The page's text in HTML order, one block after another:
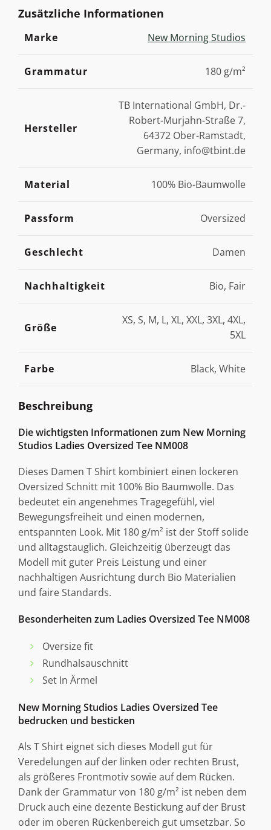
Zusätzliche Informationen
Marke New Morning Studios
Grammatur 180 g/m²
Hersteller
TB International GmbH, Dr.-
Robert-Murjahn-Straße 7,
64372 Ober-Ramstadt,
Germany, info@tbint.de
Material 100% Bio-Baumwolle
Passform Oversized
Geschlecht Damen
Nachhaltigkeit Bio, Fair
Größe
XS, S, M, L, XL, XXL, 3XL, 4XL,
5XL
Farbe Black, White
Beschreibung
Die wichtigsten Informationen zum New Morning
Studios Ladies Oversized Tee NM008
Dieses Damen T Shirt kombiniert einen lockeren
Oversized Schnitt mit 100% Bio Baumwolle. Das
bedeutet ein angenehmes Tragegefühl, viel
Bewegungsfreiheit und einen modernen,
entspannten Look. Mit 180 g/m² ist der Stoff solide
und alltagstauglich. Gleichzeitig überzeugt das
Modell mit guter Preis Leistung und einer
nachhaltigen Ausrichtung durch Bio Materialien
und faire Standards.
Besonderheiten zum Ladies Oversized Tee NM008
Oversize fit
Rundhalsauschnitt
Set In Ärmel
New Morning Studios Ladies Oversized Tee
bedrucken und besticken
Als T Shirt eignet sich dieses Modell gut für
Veredelungen auf der linken oder rechten Brust,
als größeres Frontmotiv sowie auf dem Rücken.
Dank der Grammatur von 180 g/m² ist neben dem
Druck auch eine dezente Bestickung auf der Brust
oder im oberen Rückenbereich gut umsetzbar. So